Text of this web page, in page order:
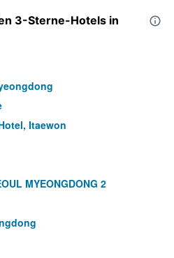
3-Sterne-Hotels in
Itaewon
MYEONGDONG 2